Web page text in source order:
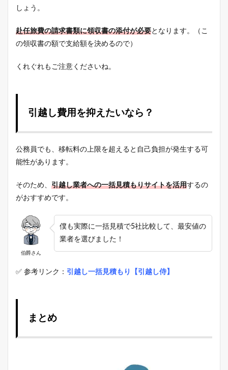
しょう。
赴任旅費の請求書類に領収書の添付が必要となります。（こ
の領収書の額で支給額を決めるので）
くれぐれもご注意くださいね。
引越し費用を抑えたいなら？
公務員でも、移転料の上限を超えると自己負担が発生する可
能性があります。
そのため、 引越し業者への一括見積もりサイトを活用するの
がおすすめです。
伯爵さん
僕も実際に一括見積で5社比較して、最安値の
業者を選びました！
✅ 参考リンク： 引越し一括見積もり【引越し侍】
まとめ